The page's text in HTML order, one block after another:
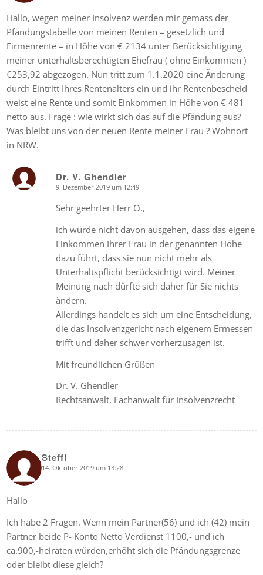
Hallo, wegen meiner Insolvenz werden mir gemäss der
Pfändungstabelle von meinen Renten – gesetzlich und
Firmenrente – in Höhe von € 2134 unter Berücksichtigung
meiner unterhaltsberechtigten Ehefrau ( ohne Einkommen )
€253,92 abgezogen. Nun tritt zum 1.1.2020 eine Änderung
durch Eintritt Ihres Rentenalters ein und ihr Rentenbescheid
weist eine Rente und somit Einkommen in Höhe von € 481
netto aus. Frage : wie wirkt sich das auf die Pfändung aus?
Was bleibt uns von der neuen Rente meiner Frau ? Wohnort
in NRW.
Dr. V. Ghendler
9. Dezember 2019 um 12:49
Sehr geehrter Herr O.,
ich würde nicht davon ausgehen, dass das eigene
Einkommen Ihrer Frau in der genannten Höhe
dazu führt, dass sie nun nicht mehr als
Unterhaltspflicht berücksichtigt wird. Meiner
Meinung nach dürfte sich daher für Sie nichts
ändern.
Allerdings handelt es sich um eine Entscheidung,
die das Insolvenzgericht nach eigenem Ermessen
trifft und daher schwer vorherzusagen ist.
Mit freundlichen Grüßen
Dr. V. Ghendler
Rechtsanwalt, Fachanwalt für Insolvenzrecht
Steffi
says: 14. Oktober 2019 um 13:28
Hallo
Ich habe 2 Fragen. Wenn mein Partner(56) und ich (42) mein
Partner beide P- Konto Netto Verdienst 1100,- und ich
ca.900,-heiraten würden,erhöht sich die Pfändungsgrenze
oder bleibt diese gleich?